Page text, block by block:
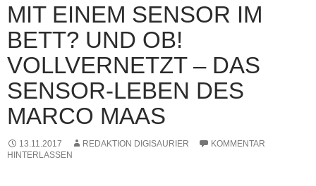
MIT EINEM SENSOR IM
BETT? UND OB!
VOLLVERNETZT – DAS
SENSOR-LEBEN DES
MARCO MAAS
13.11.2017 REDAKTION DIGISAURIER
KOMMENTAR
HINTERLASSEN